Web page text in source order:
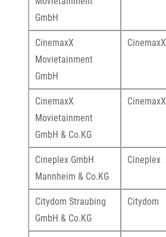
GmbH
CinemaxX
Movietainment
GmbH
CinemaxX
CinemaxX
Movietainment
GmbH & Co.KG
CinemaxX
Cineplex GmbH
Mannheim & Co.KG
Cineplex
Citydom Straubing
GmbH & Co.KG
Citydom